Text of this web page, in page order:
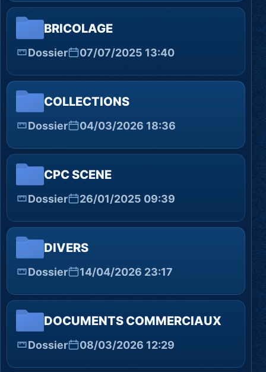
BRICOLAGE
Dossier 07/07/2025 13:40
COLLECTIONS
Dossier 04/03/2026 18:36
CPC SCENE
Dossier 26/01/2025 09:39
DIVERS
Dossier 14/04/2026 23:17
DOCUMENTS COMMERCIAUX
Dossier 08/03/2026 12:29